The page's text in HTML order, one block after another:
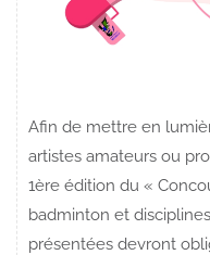
Afin de mettre en
artistes amateurs ou
1ère édition du «
badminton et
présentées devront